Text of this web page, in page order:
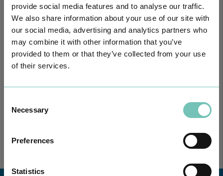
provide social media features and to analyse our traffic.
We also share information about your use of our site with
our social media, advertising and analytics partners who
may combine it with other information that you’ve
provided to them or that they’ve collected from your use
of their services.
Selection
Necessary
Preferences
Statistics